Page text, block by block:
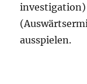
investigation)
ausspielen.